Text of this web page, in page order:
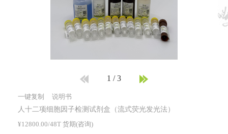
1 /3
一键复制 说明书
人十二项细胞因子检测试剂盒（流式荧光发光法）
¥12800.00/48T 货期(咨询)